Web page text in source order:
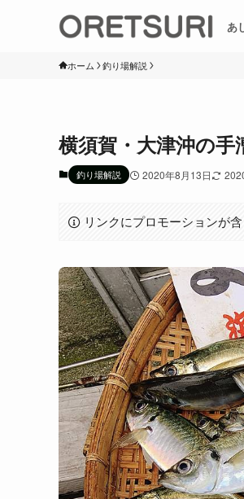
あ
ホーム 釣り場解説
横須賀・大津沖の
釣り場解説 2020年8月13日
リンクにプロモーションが